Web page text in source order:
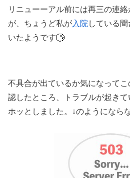
リニューーアル前には再三の連
が、ちょうど私が入院 している
いたようです
不具合が出ているか気になって
認したところ、トラブルが起き
ホッとしました。↓のようになら